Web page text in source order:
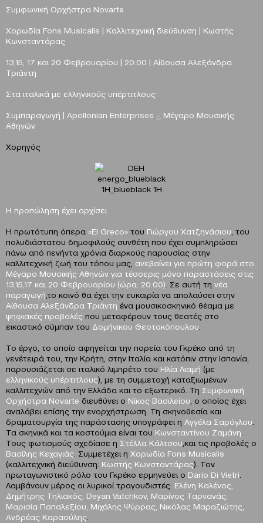
Συμφωνική Ορχήστρα Novarte
Xoρωδία Fons Musicalis | Καλλιτεχνική διεύθυνση | Κωστής
Κωνσταντάρας
13,15, 17 και 20 Φεβρουαρίου | 20:00 | Αίθουσα Αλεξάνδρα
Τριάντη
Στα ιταλικά με ελληνικούς υπέρτιτλους
Συμπαραγωγή | Apollonian Enterprises – Μέγαρο Μουσικής
Αθηνών
Χορηγός
Η προπώληση έχει αρχίσει
Η πρωτότυπη όπερα «El Greco» του Γιώργου Χατζηνάσιου , του
πολυδιάστατου δημοφιλούς συνθέτη που έχει συμπληρώσει
πάνω από πενήντα χρόνια διαρκούς παρουσίας στην
καλλιτεχνική ζωή του τόπου μας, ανεβαίνει για πρώτη φορά στο
Μέγαρο Μουσικής Αθηνών για τέσσερις μόνο παραστάσεις στις
13,15,17 και 20 Φεβρουαρίου (ώρα: 20.00) . Σε αυτή τη νέα
παραγωγή,το κοινό θα έχει την ευκαιρία να απολαύσει στην
Αίθουσα Αλεξάνδρα Τριάντη ένα μουσικοσκηνικό θέαμα με
ψηφιακές προβολές που μεταφέρουν τους θεατές στο
εικαστικό σύμπαν του Δομήνικου Θεοτοκόπουλου
Το έργο, το οποίο αφηγείται την πορεία του Γκρέκο από τη
γενέτειρά του, την Κρήτη, στην Ιταλία και κατόπιν στην Ισπανία,
παρουσιάζεται σε ιταλικό λιμπρέτο του Ηλία Λιαμή (με
ελληνικούς υπέρτιτλους), με τη συμμετοχή καταξιωμένων
καλλιτεχνών από την Ελλάδα και το εξωτερικό. Τη Συμφωνική
Ορχήστρα Novarte διευθύνει ο Νίκος Βασιλείου , ο οποίος έχει
αναλάβει επίσης την ενορχήστρωση. Τη σκηνοθεσία και
δραματουργία της παράστασης υπογράφει η Αγγέλα Σαρόγλου
Τα σκηνικά και τα κοστούμια είναι του Κωνσταντίνου Ζαμάνη
Τους φωτισμούς σχεδίασε η Στέλλα Κάλτσου ,και τις προβολές o
Βασίλης Κεχαγιάς . Συμμετέχει η Χορωδία Fons Musicalis
(καλλιτεχνική διεύθυνση: Κωστής Κωνσταντάρας). Τον
πρωταγωνιστικό ρόλο του Γκρέκο ερμηνεύει ο Dario Di Vietri
Λαμβάνουν μέρος οι λυρικοί τραγουδιστές: Ελένη Καλένος,
Δημήτρης Τηλιακός, Deyan Vatchkov, Μαρίνος Ταρνανάς,
Μαρισία Παπαλεξίου, Μιχάλης Ψύρρας, Νικόλας Μαραζιώτης,
Ανδρέας Καραούλης